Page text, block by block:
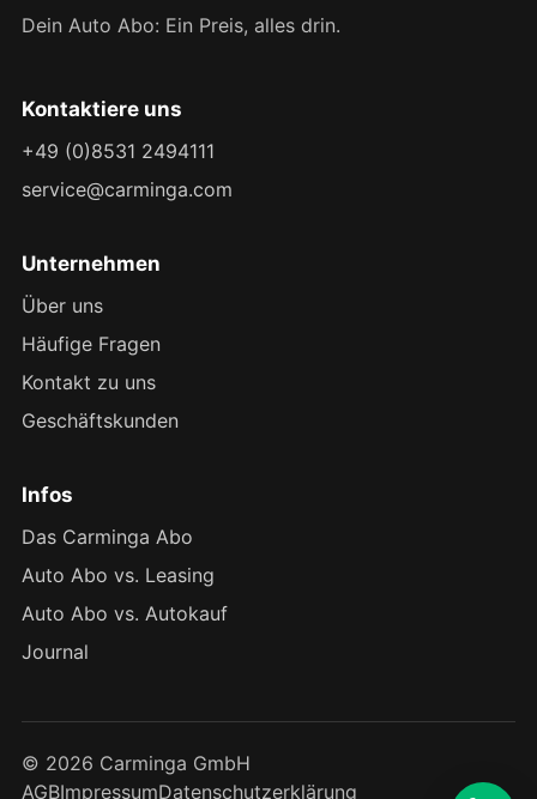
Dein Auto Abo: Ein Preis, alles drin.
Kontaktiere uns
+49 (0)8531 2494111
service@carminga.com
Unternehmen
Über uns
Häufige Fragen
Kontakt zu uns
Geschäftskunden
Infos
Das Carminga Abo
Auto Abo vs. Leasing
Auto Abo vs. Autokauf
Journal
© 2026 Carminga GmbH
AGBImpressumDatenschutzerklärung